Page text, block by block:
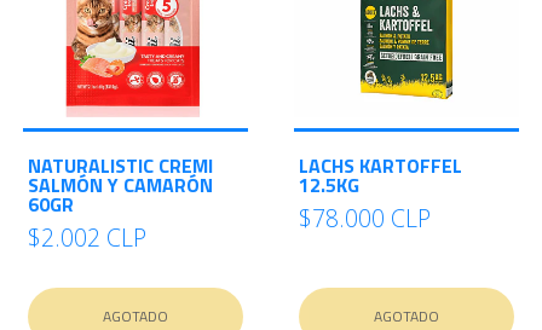
NATURALISTIC CREMI
SALMÓN Y CAMARÓN
60GR
$2.002 CLP
AGOTADO
LACHS KARTOFFEL
12.5KG
$78.000 CLP
AGOTADO